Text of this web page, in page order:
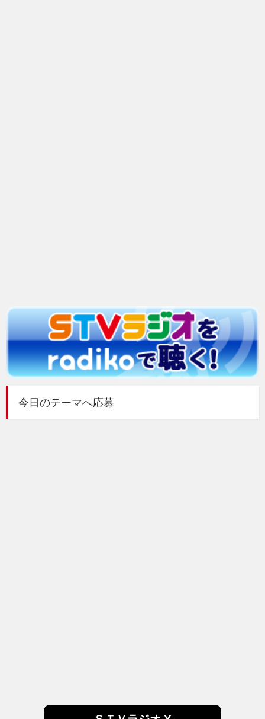
今日のテーマへ応募